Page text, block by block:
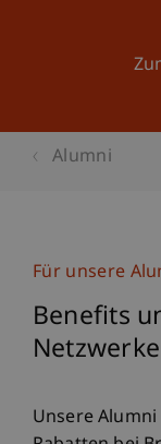
Alumni
Für unsere
Benefits
Unsere